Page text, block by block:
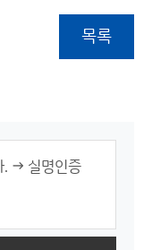
목록